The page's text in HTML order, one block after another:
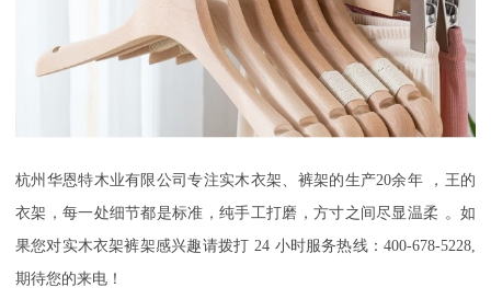
杭州华恩特木业有限公司专注实木衣架、裤架的生产20余年 ， 王的
衣架，每一处细节都是标准 ，纯手工打磨，方寸之间尽显温柔 。如
果您对实木衣架裤架感兴趣请拨打 24 小时服务热线：400-678-5228,
期待您的来电！